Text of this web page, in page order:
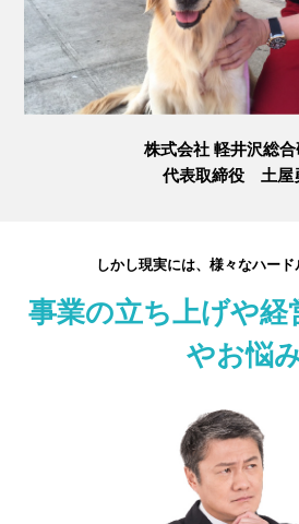
株式会社 軽井沢総
代表取締役 土屋
しかし現実には、様々なハード
事業の立ち上げや経
やお悩